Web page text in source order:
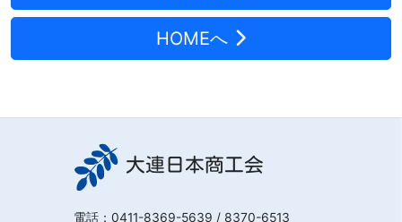
HOMEへ
大連日本商工会
電話： 0411-8369-5639 / 8370-6513